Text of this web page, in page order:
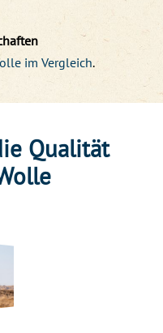
im Vergleich.
Qualität